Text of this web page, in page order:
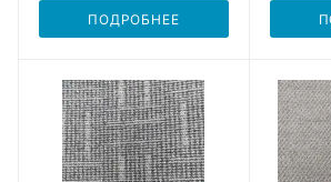
ПОДРОБНЕЕ